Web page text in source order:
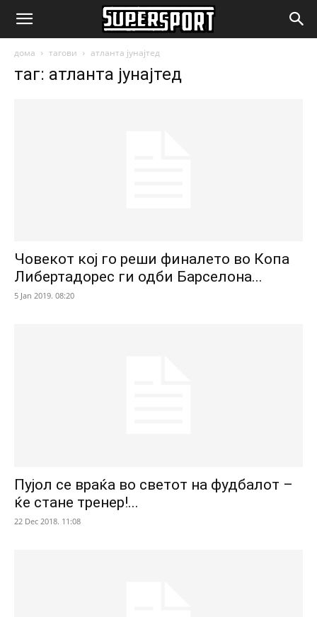
SuperSport.mk
дома тагови атланта јунајтед
таг: атланта јунајтед
Човекот кој го реши финалето во Копа
Либертадорес ги одби Барселона...
5 Jan 2019. 08:20
Пујол се враќа во светот на фудбалот –
ќе стане тренер!...
22 Dec 2018. 11:08